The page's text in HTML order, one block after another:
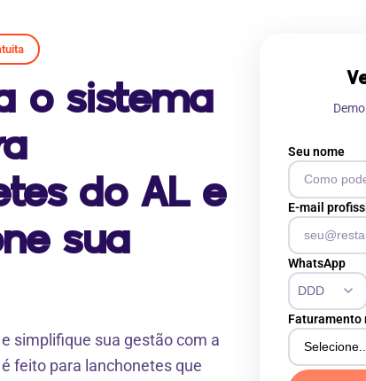
o sistema
do AL e
sua
simplifique sua gestão com a
feito para lanchonetes que
Seu nome
E-mail
WhatsApp
Faturamento